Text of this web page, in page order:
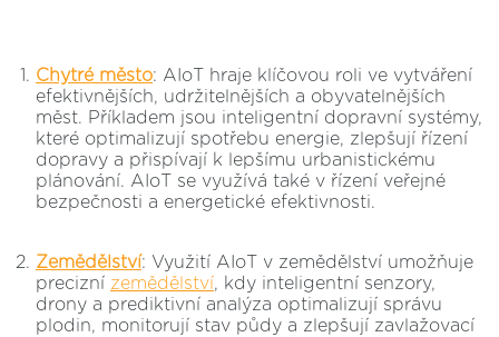
Chytré město: AIoT hraje klíčovou roli ve vytváření
efektivnějších, udržitelnějších a obyvatelnějších
měst. Příkladem jsou inteligentní dopravní systémy,
které optimalizují spotřebu energie, zlepšují řízení
dopravy a přispívají k lepšímu urbanistickému
plánování. AIoT se využívá také v řízení veřejné
bezpečnosti a energetické efektivnosti​​.
Zemědělství: Využití AIoT v zemědělství umožňuje
precizní zemědělství, kdy inteligentní senzory,
drony a prediktivní analýza optimalizují správu
plodin, monitorují stav půdy a zlepšují zavlažovací